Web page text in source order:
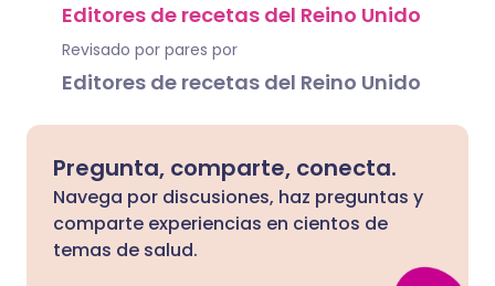
Editores de recetas del Reino Unido
Revisado por pares por
Editores de recetas del Reino Unido
Pregunta, comparte, conecta.
Navega por discusiones, haz preguntas y
comparte experiencias en cientos de
temas de salud.